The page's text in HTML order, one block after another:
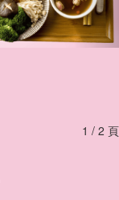
1 / 2 頁